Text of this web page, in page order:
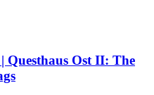
Questhaus Ost II: The